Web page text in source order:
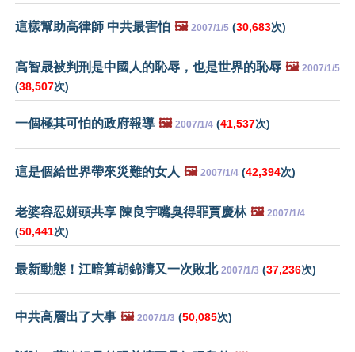
這樣幫助高律師 中共最害怕 🖼️ 2007/1/5 (30,683次)
高智晟被判刑是中國人的恥辱，也是世界的恥辱 🖼️ 2007/1/5
(38,507次)
一個極其可怕的政府報導 🖼️ 2007/1/4 (41,537次)
這是個給世界帶來災難的女人 🖼️ 2007/1/4 (42,394次)
老婆容忍姘頭共享 陳良宇嘴臭得罪賈慶林 🖼️ 2007/1/4
(50,441次)
最新動態！江暗算胡錦濤又一次敗北 2007/1/3 (37,236次)
中共高層出了大事 🖼️ 2007/1/3 (50,085次)